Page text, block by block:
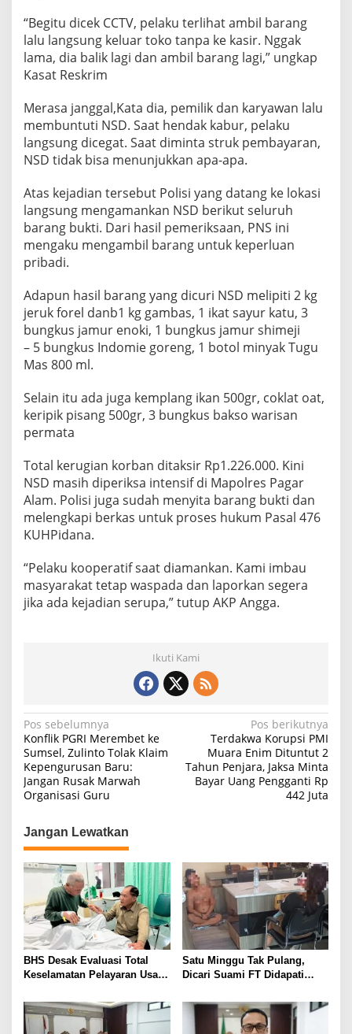
“Begitu dicek CCTV, pelaku terlihat ambil barang
lalu langsung keluar toko tanpa ke kasir. Nggak
lama, dia balik lagi dan ambil barang lagi,” ungkap
Kasat Reskrim
Merasa janggal,Kata dia, pemilik dan karyawan lalu
membuntuti NSD. Saat hendak kabur, pelaku
langsung dicegat. Saat diminta struk pembayaran,
NSD tidak bisa menunjukkan apa-apa.
Atas kejadian tersebut Polisi yang datang ke lokasi
langsung mengamankan NSD berikut seluruh
barang bukti. Dari hasil pemeriksaan, PNS ini
mengaku mengambil barang untuk keperluan
pribadi.
Adapun hasil barang yang dicuri NSD melipiti 2 kg
jeruk forel danb1 kg gambas, 1 ikat sayur katu, 3
bungkus jamur enoki, 1 bungkus jamur shimeji
– 5 bungkus Indomie goreng, 1 botol minyak Tugu
Mas 800 ml.
Selain itu ada juga kemplang ikan 500gr, coklat oat,
keripik pisang 500gr, 3 bungkus bakso warisan
permata
Total kerugian korban ditaksir Rp1.226.000. Kini
NSD masih diperiksa intensif di Mapolres Pagar
Alam. Polisi juga sudah menyita barang bukti dan
melengkapi berkas untuk proses hukum Pasal 476
KUHPidana.
“Pelaku kooperatif saat diamankan. Kami imbau
masyarakat tetap waspada dan laporkan segera
jika ada kejadian serupa,” tutup AKP Angga.
Ikuti Kami
N
a
v
i
a
s
p
o
s
Pos sebelumnya
Konflik PGRI Merembet ke
Sumsel, Zulinto Tolak Klaim
Kepengurusan Baru:
Jangan Rusak Marwah
Organisasi Guru
Pos berikutnya
Terdakwa Korupsi PMI
Muara Enim Dituntut 2
Tahun Penjara, Jaksa Minta
Bayar Uang Pengganti Rp
442 Juta
Jangan Lewatkan
BHS Desak Evaluasi Total
Keselamatan Pelayaran Usai
Sentosa 2
Satu Minggu Tak Pulang,
Dicari Suami FT Didapati